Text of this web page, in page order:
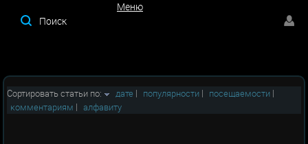
Меню
Сортировать статьи по: дате | популярности | посещаемости |
комментариям | алфавиту